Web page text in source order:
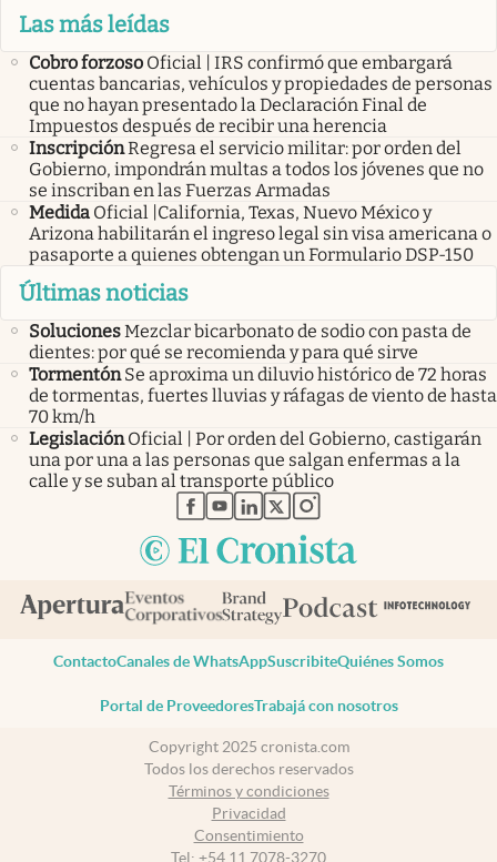
Las más leídas
Cobro forzoso Oficial | IRS confirmó que embargará
cuentas bancarias, vehículos y propiedades de personas
que no hayan presentado la Declaración Final de
Impuestos después de recibir una herencia
InscripciónRegresa el servicio militar: por orden del
Gobierno, impondrán multas a todos los jóvenes que no
se inscriban en las Fuerzas Armadas
Medida Oficial |California, Texas, Nuevo México y
Arizona habilitarán el ingreso legal sin visa americana o
pasaporte a quienes obtengan un Formulario DSP-150
Últimas noticias
SolucionesMezclar bicarbonato de sodio con pasta de
dientes: por qué se recomienda y para qué sirve
Tormentón Se aproxima un diluvio histórico de 72 horas
de tormentas, fuertes lluvias y ráfagas de viento de hasta
70 km/h
Legislación Oficial | Por orden del Gobierno, castigarán
una por una a las personas que salgan enfermas a la
calle y se suban al transporte público
abre en nueva pestaña
abre en nueva pestaña
abre en nueva pestaña
abre en nueva pestaña
abre en nueva pestaña
ContactoCanales de WhatsAppSuscribiteQuiénes Somos
Portal de ProveedoresTrabajá con nosotros
Copyright 2025 cronista.com
Todos los derechos reservados
Términos y condiciones
Privacidad
Consentimiento
Tel: +54 11 7078-3270